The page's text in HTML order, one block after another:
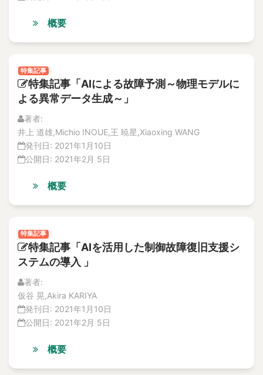
Abnormal heat
Abnormal phenomena
Abnormal situation
abnormal sounds
above the ceiling
Absolute Risk Achievement Worth
ABWR
ac excitation
AC/DC motors
academic-industry partnership
accelerated life testing
Accelerated-Aging Test
Acceleration
Acceleration sensor
論文
No. 4
論文
解説記事
No. 3
論文
解説記事
No. 2
No.1
論文
解説記事
Vol.19
No.4
論文
特集記事
論文
概要
特集記事
特集記事「AIによる故障予測～物理モデルに
よる異常データ生成～」
著者:
井上 道雄,Michio INOUE,王 暁星,Xiaoxing WANG
発刊日: 2021年1月10日
公開日: 2021年2月 5日
概要
特集記事
特集記事「AIを活用した制御故障復旧支援シ
ステムの導入 」
著者:
仮谷 晃,Akira KARIYA
発刊日: 2021年1月10日
公開日: 2021年2月 5日
概要